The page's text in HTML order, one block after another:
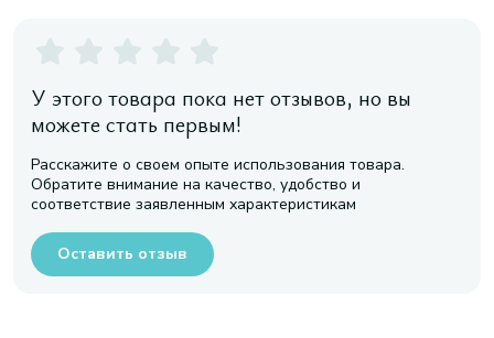
У этого товара пока нет отзывов, но вы
можете стать первым!
Расскажите о своем опыте использования товара.
Обратите внимание на качество, удобство и
соответствие заявленным характеристикам
Оставить отзыв